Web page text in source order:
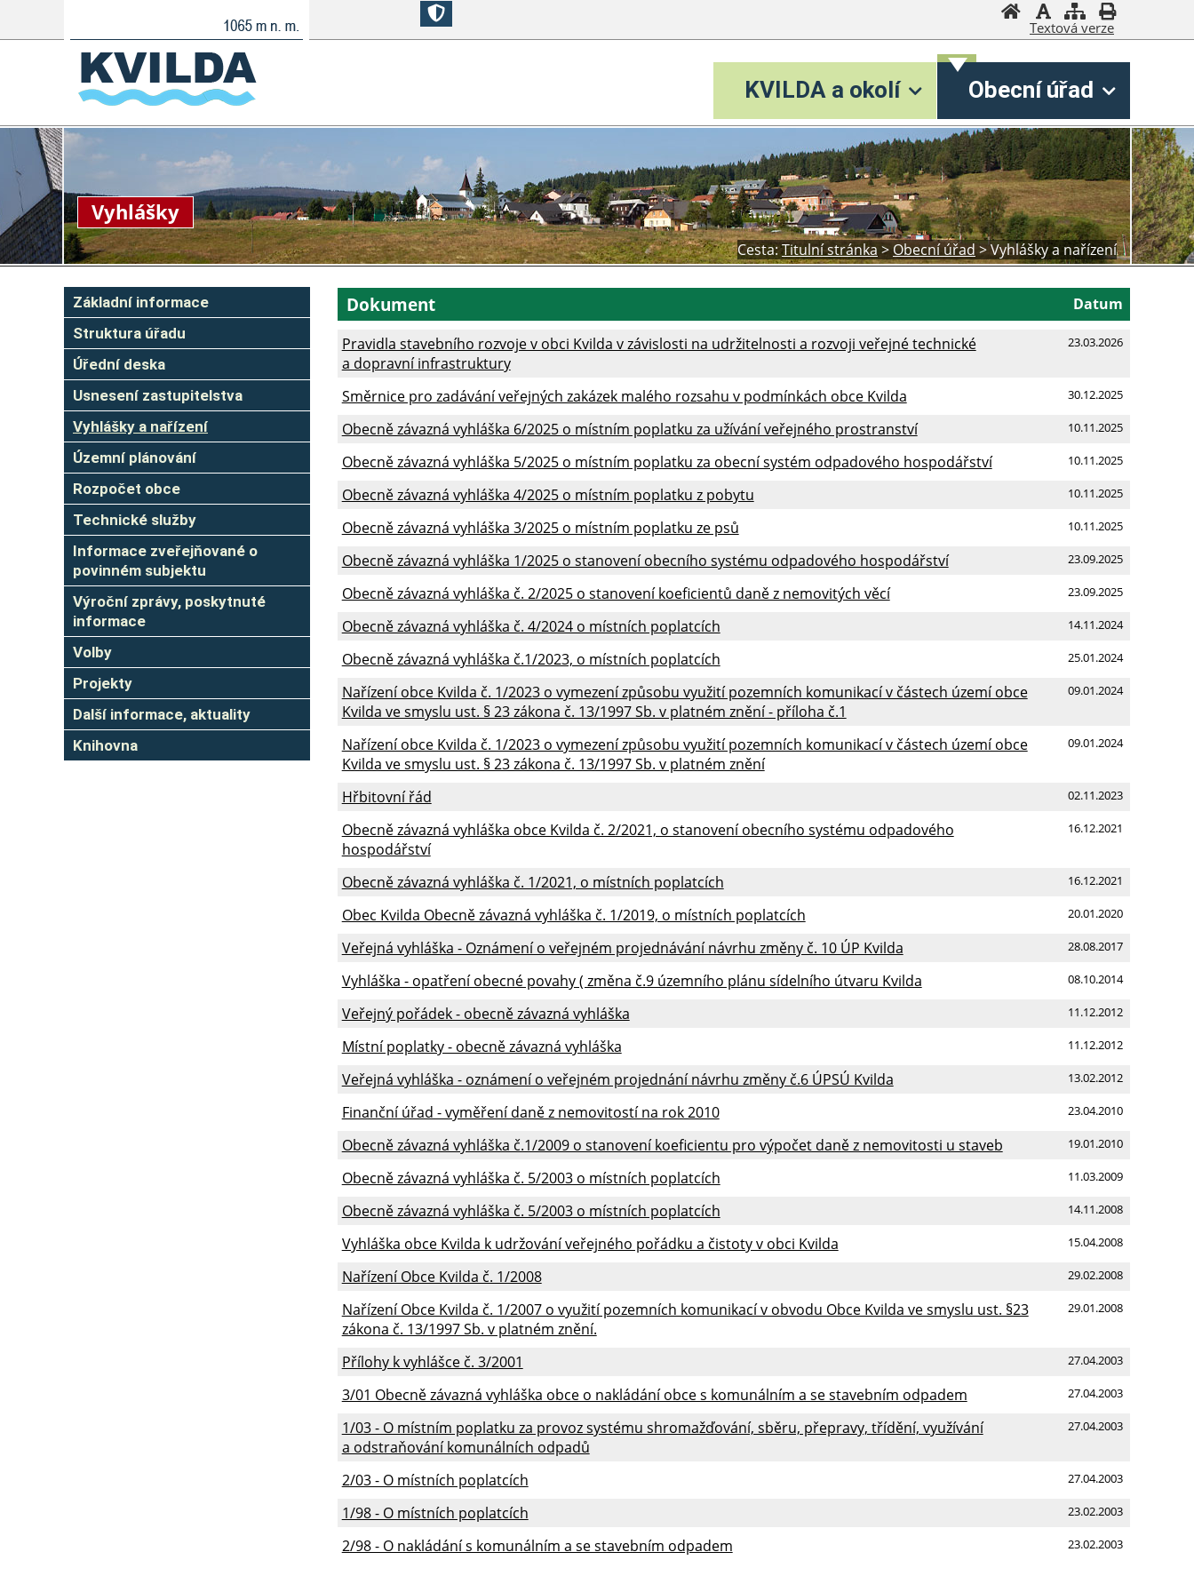
Textová verze
KVILDA a okolí Obecní úřad
Vyhlášky
Cesta:Titulní stránka > Obecní úřad >Vyhlášky a nařízení
Základní informace
Struktura úřadu
Úřední deska
Usnesení zastupitelstva
Vyhlášky a nařízení
Územní plánování
Rozpočet obce
Technické služby
Informace zveřejňované o
povinném subjektu
Výroční zprávy, poskytnuté
informace
Volby
Projekty
Další informace, aktuality
Knihovna
Datum
Dokument
23.03.2026
Pravidla stavebního rozvoje v obci Kvilda v závislosti na udržitelnosti a rozvoji veřejné technické
a dopravní infrastruktury
30.12.2025
Směrnice pro zadávání veřejných zakázek malého rozsahu v podmínkách obce Kvilda
10.11.2025
Obecně závazná vyhláška 6/2025 o místním poplatku za užívání veřejného prostranství
10.11.2025
Obecně závazná vyhláška 5/2025 o místním poplatku za obecní systém odpadového hospodářství
10.11.2025
Obecně závazná vyhláška 4/2025 o místním poplatku z pobytu
10.11.2025
Obecně závazná vyhláška 3/2025 o místním poplatku ze psů
23.09.2025
Obecně závazná vyhláška 1/2025 o stanovení obecního systému odpadového hospodářství
23.09.2025
Obecně závazná vyhláška č. 2/2025 o stanovení koeficientů daně z nemovitých věcí
14.11.2024
Obecně závazná vyhláška č. 4/2024 o místních poplatcích
25.01.2024
Obecně závazná vyhláška č.1/2023, o místních poplatcích
09.01.2024
Nařízení obce Kvilda č. 1/2023 o vymezení způsobu využití pozemních komunikací v částech území obce
Kvilda ve smyslu ust. § 23 zákona č. 13/1997 Sb. v platném znění - příloha č.1
09.01.2024
Nařízení obce Kvilda č. 1/2023 o vymezení způsobu využití pozemních komunikací v částech území obce
Kvilda ve smyslu ust. § 23 zákona č. 13/1997 Sb. v platném znění
02.11.2023
Hřbitovní řád
16.12.2021
Obecně závazná vyhláška obce Kvilda č. 2/2021, o stanovení obecního systému odpadového
hospodářství
16.12.2021
Obecně závazná vyhláška č. 1/2021, o místních poplatcích
20.01.2020
Obec Kvilda Obecně závazná vyhláška č. 1/2019, o místních poplatcích
28.08.2017
Veřejná vyhláška - Oznámení o veřejném projednávání návrhu změny č. 10 ÚP Kvilda
08.10.2014
Vyhláška - opatření obecné povahy ( změna č.9 územního plánu sídelního útvaru Kvilda
11.12.2012
Veřejný pořádek - obecně závazná vyhláška
11.12.2012
Místní poplatky - obecně závazná vyhláška
13.02.2012
Veřejná vyhláška - oznámení o veřejném projednání návrhu změny č.6 ÚPSÚ Kvilda
23.04.2010
Finanční úřad - vyměření daně z nemovitostí na rok 2010
19.01.2010
Obecně závazná vyhláška č.1/2009 o stanovení koeficientu pro výpočet daně z nemovitosti u staveb
11.03.2009
Obecně závazná vyhláška č. 5/2003 o místních poplatcích
14.11.2008
Obecně závazná vyhláška č. 5/2003 o místních poplatcích
15.04.2008
Vyhláška obce Kvilda k udržování veřejného pořádku a čistoty v obci Kvilda
29.02.2008
Nařízení Obce Kvilda č. 1/2008
29.01.2008
Nařízení Obce Kvilda č. 1/2007 o využití pozemních komunikací v obvodu Obce Kvilda ve smyslu ust. §23
zákona č. 13/1997 Sb. v platném znění.
27.04.2003
Přílohy k vyhlášce č. 3/2001
27.04.2003
3/01 Obecně závazná vyhláška obce o nakládání obce s komunálním a se stavebním odpadem
27.04.2003
1/03 - O místním poplatku za provoz systému shromažďování, sběru, přepravy, třídění, využívání
a odstraňování komunálních odpadů
27.04.2003
2/03 - O místních poplatcích
23.02.2003
1/98 - O místních poplatcích
23.02.2003
2/98 - O nakládání s komunálním a se stavebním odpadem